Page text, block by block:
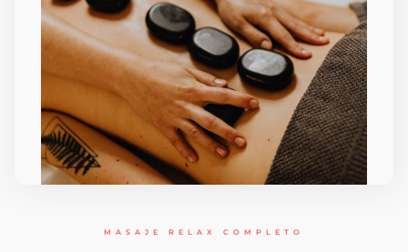
MASAJE RELAX COMPLETO​